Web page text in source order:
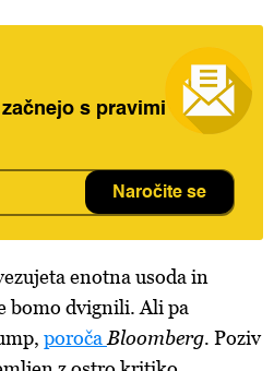
s pravimi
Naročite se
enotna usoda in
bomo dvignili. Ali pa
poroča Bloomberg. Poziv